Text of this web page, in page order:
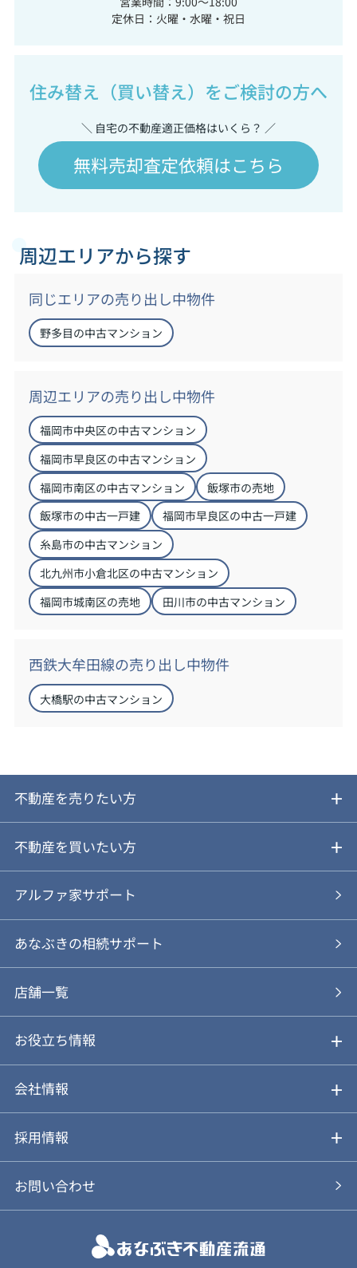
定休日：火曜・水曜・祝日
住み替え（買い替え）をご検討の方へ
＼ 自宅の不動産適正価格はいくら？ ／
無料売却査定依頼はこちら
周辺エリアから探す
同じエリアの売り出し中物件
野多目の中古マンション
周辺エリアの売り出し中物件
福岡市中央区の中古マンション
福岡市早良区の中古マンション
福岡市南区の中古マンション
飯塚市の売地
飯塚市の中古一戸建
福岡市早良区の中古一戸建
糸島市の中古マンション
北九州市小倉北区の中古マンション
福岡市城南区の売地
田川市の中古マンション
西鉄大牟田線の売り出し中物件
大橋駅の中古マンション
不動産を売りたい方
ご売却ガイド
ご売却の流れ
あなぶきの仲介
あなぶきの買取
仲介と買取のメリット・デメリット
動画やパンフレットで見る
不動産を買いたい方
ご購入ガイド
物件を探す
購入の流れ
購入前も後も安心サポート
お気に入り
アルファ家サポート
あなぶきの相続サポート
店舗一覧
お役立ち情報
不動産Q&A
アルファジャーナル
会社情報
会社概要
スタッフ紹介
個人情報保護方針
採用情報
新卒採用について
キャリア採用について
お問い合わせ